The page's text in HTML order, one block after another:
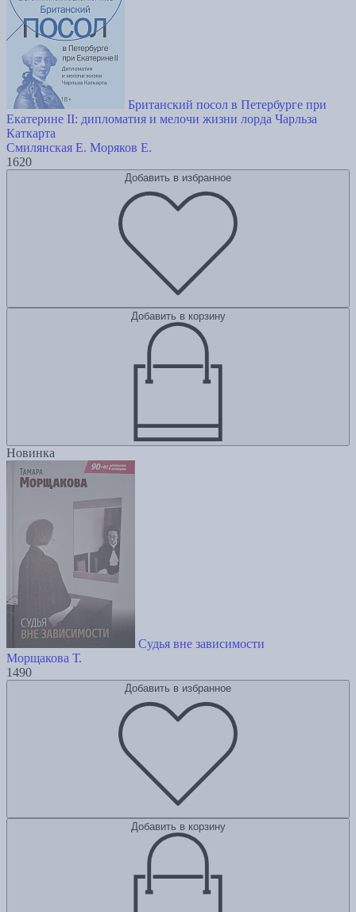
Британский посол в Петербурге при
Екатерине II: дипломатия и мелочи жизни лорда Чарльза
Каткарта
Смилянская Е. Моряков Е.
1620
Добавить в избранное
Добавить в корзину
Новинка
Судья вне зависимости
Морщакова Т.
1490
Добавить в избранное
Добавить в корзину